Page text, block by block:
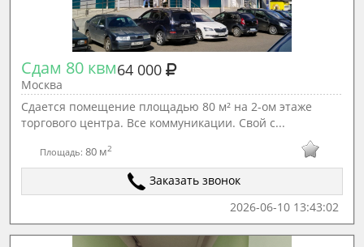
Сдам 80 квм64 000
Москва
Сдается помещение площадью 80 м² на 2-ом этаже
торгового центра. Все коммуникации. Свой с...
Площадь:80 м2
Заказать звонок
2026-06-10 13:43:02